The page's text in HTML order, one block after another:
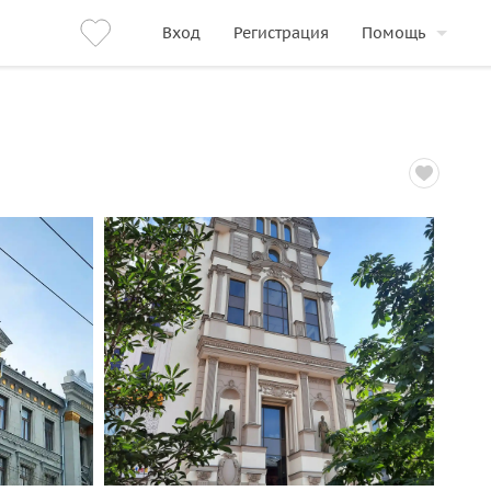
Вход Регистрация Помощь